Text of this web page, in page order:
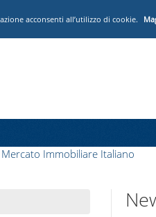
Immobiliare Italiano
acconsenti all’utilizzo di cookie.